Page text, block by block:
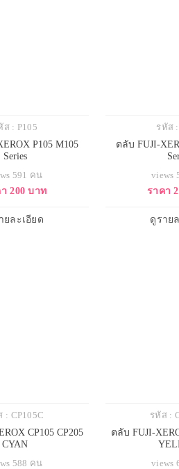
ส : P105
P105 M105
Series
591 คน
200 บาท
ยละเอียด
รหัส :
ตลับ FUJI-
views
ราคา
ดูราย
: CP105C
CP105 CP205
CYAN
588 คน
รหัส :
ตลับ FUJI-
views